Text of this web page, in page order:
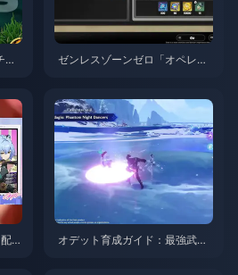
ノ
ゼンレスゾーンゼロ「オペレー
布
オデット育成ガイド：最強武